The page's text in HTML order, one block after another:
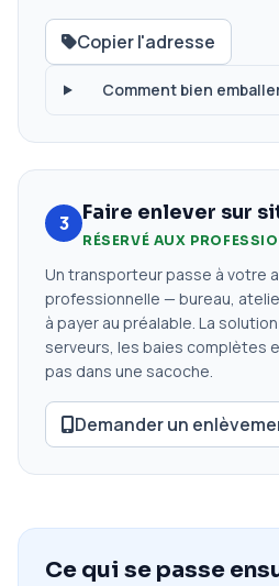
Copier l'adresse
Comment bien
3 Faire enlever sur
RÉSERVÉ AUX
Un transporteur passe à votre
professionnelle — bureau,
à payer au préalable. La
serveurs, les baies complètes
pas dans une sacoche.
Demander un
Ce qui se passe